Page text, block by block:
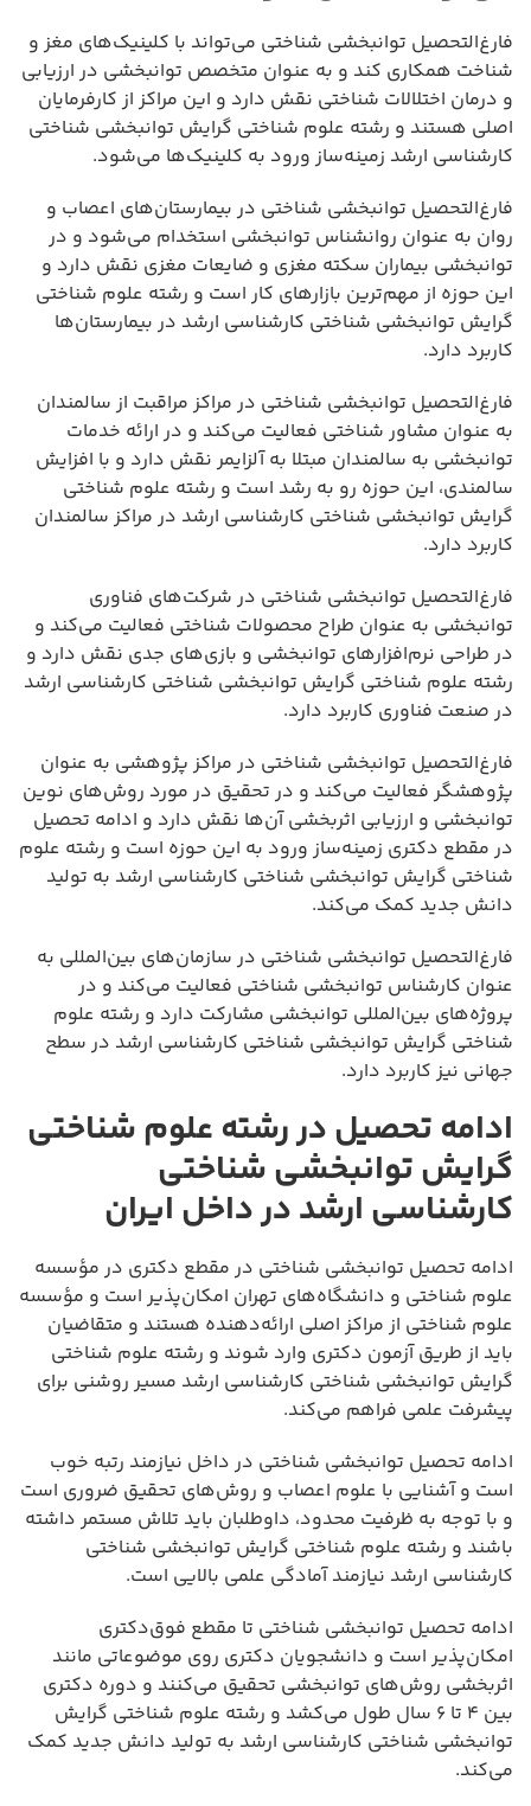
فارغ‌التحصیل توانبخشی شناختی می‌تواند با کلینیک‌های مغز و
شناخت همکاری کند و به عنوان متخصص توانبخشی در ارزیابی
و درمان اختلالات شناختی نقش دارد و این مراکز از کارفرمایان
اصلی هستند و رشته علوم شناختی گرایش توانبخشی شناختی
کارشناسی ارشد زمینه‌ساز ورود به کلینیک‌ها می‌شود.
فارغ‌التحصیل توانبخشی شناختی در بیمارستان‌های اعصاب و
روان به عنوان روانشناس توانبخشی استخدام می‌شود و در
توانبخشی بیماران سکته مغزی و ضایعات مغزی نقش دارد و
این حوزه از مهم‌ترین بازارهای کار است و رشته علوم شناختی
گرایش توانبخشی شناختی کارشناسی ارشد در بیمارستان‌ها
کاربرد دارد.
فارغ‌التحصیل توانبخشی شناختی در مراکز مراقبت از سالمندان
به عنوان مشاور شناختی فعالیت می‌کند و در ارائه خدمات
توانبخشی به سالمندان مبتلا به آلزایمر نقش دارد و با افزایش
سالمندی، این حوزه رو به رشد است و رشته علوم شناختی
گرایش توانبخشی شناختی کارشناسی ارشد در مراکز سالمندان
کاربرد دارد.
فارغ‌التحصیل توانبخشی شناختی در شرکت‌های فناوری
توانبخشی به عنوان طراح محصولات شناختی فعالیت می‌کند و
در طراحی نرم‌افزارهای توانبخشی و بازی‌های جدی نقش دارد و
رشته علوم شناختی گرایش توانبخشی شناختی کارشناسی ارشد
در صنعت فناوری کاربرد دارد.
فارغ‌التحصیل توانبخشی شناختی در مراکز پژوهشی به عنوان
پژوهشگر فعالیت می‌کند و در تحقیق در مورد روش‌های نوین
توانبخشی و ارزیابی اثربخشی آن‌ها نقش دارد و ادامه تحصیل
در مقطع دکتری زمینه‌ساز ورود به این حوزه است و رشته علوم
شناختی گرایش توانبخشی شناختی کارشناسی ارشد به تولید
دانش جدید کمک می‌کند.
فارغ‌التحصیل توانبخشی شناختی در سازمان‌های بین‌المللی به
عنوان کارشناس توانبخشی شناختی فعالیت می‌کند و در
پروژه‌های بین‌المللی توانبخشی مشارکت دارد و رشته علوم
شناختی گرایش توانبخشی شناختی کارشناسی ارشد در سطح
جهانی نیز کاربرد دارد.
ادامه تحصیل در رشته علوم شناختی
گرایش توانبخشی شناختی
کارشناسی ارشد در داخل ایران
ادامه تحصیل توانبخشی شناختی در مقطع دکتری در مؤسسه
علوم شناختی و دانشگاه‌های تهران امکان‌پذیر است و مؤسسه
علوم شناختی از مراکز اصلی ارائه‌دهنده هستند و متقاضیان
باید از طریق آزمون دکتری وارد شوند و رشته علوم شناختی
گرایش توانبخشی شناختی کارشناسی ارشد مسیر روشنی برای
پیشرفت علمی فراهم می‌کند.
ادامه تحصیل توانبخشی شناختی در داخل نیازمند رتبه خوب
است و آشنایی با علوم اعصاب و روش‌های تحقیق ضروری است
و با توجه به ظرفیت محدود، داوطلبان باید تلاش مستمر داشته
باشند و رشته علوم شناختی گرایش توانبخشی شناختی
کارشناسی ارشد نیازمند آمادگی علمی بالایی است.
ادامه تحصیل توانبخشی شناختی تا مقطع فوق‌دکتری
امکان‌پذیر است و دانشجویان دکتری روی موضوعاتی مانند
اثربخشی روش‌های توانبخشی تحقیق می‌کنند و دوره دکتری
بین ۴ تا ۶ سال طول می‌کشد و رشته علوم شناختی گرایش
توانبخشی شناختی کارشناسی ارشد به تولید دانش جدید کمک
می‌کند.